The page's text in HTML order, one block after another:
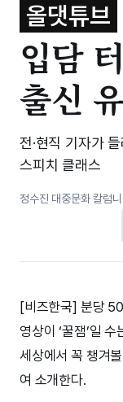
올댓튜브
입담
출신
전·현직 기자가
스피치 클래스
정수진 대중문화 칼럼
[비즈한국] 분당
영상이 ‘꿀잼’일
세상에서 꼭 챙겨
여 소개한다.